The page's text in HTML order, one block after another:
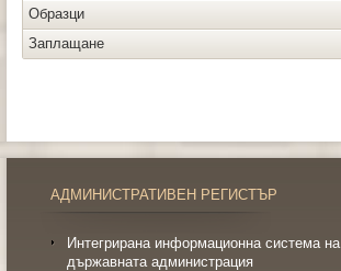
Образци
Заплащане
АДМИНИСТРАТИВЕН РЕГИСТЪР
Интегрирана информационна система на
държавната администрация